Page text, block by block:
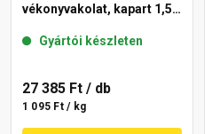
vékonyvakolat, kapart 1,5
Gyártói készleten
27 385 Ft / db
1 095 Ft / kg